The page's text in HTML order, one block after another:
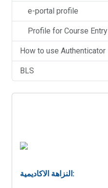
e-portal profile
Profile for Course Entry
How to use Authenticator
BLS
النزاهة الاكاديمية: